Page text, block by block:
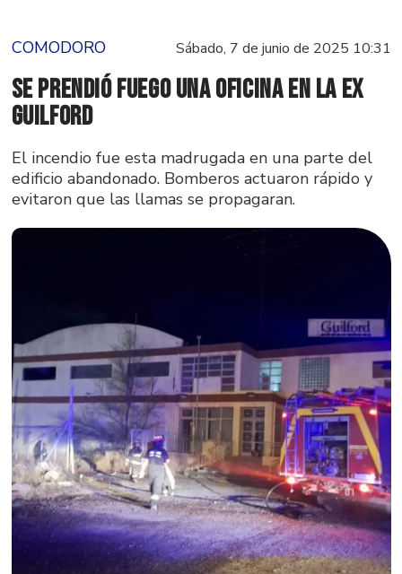
COMODORO Sábado, 7 de junio de 2025 10:31
Se prendió fuego una oficina en la ex
Guilford
El incendio fue esta madrugada en una parte del
edificio abandonado. Bomberos actuaron rápido y
evitaron que las llamas se propagaran.